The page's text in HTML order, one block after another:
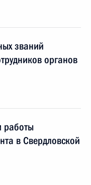
званий
органов
работы
в Свердловской